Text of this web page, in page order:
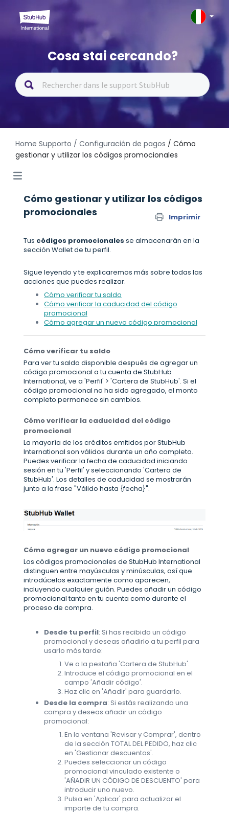
Cosa stai cercando?
Home Supporto / Configuración de pagos / Cómo
gestionar y utilizar los códigos promocionales
Cómo gestionar y utilizar los códigos
promocionales
Imprimir
Tus códigos promocionales se almacenarán en la
sección Wallet de tu perfil.
Sigue leyendo y te explicaremos más sobre todas las
acciones que puedes realizar.
Cómo verificar tu saldo
Cómo verificar la caducidad del código
promocional
Cómo agregar un nuevo código promocional
Cómo verificar tu saldo
Para ver tu saldo disponible después de agregar un
código promocional a tu cuenta de StubHub
International, ve a 'Perfil' > 'Cartera de StubHub'. Si el
código promocional no ha sido agregado, el monto
completo permanece sin cambios.
Cómo verificar la caducidad del código
promocional
La mayoría de los créditos emitidos por StubHub
International son válidos durante un año completo.
Puedes verificar la fecha de caducidad iniciando
sesión en tu 'Perfil' y seleccionando 'Cartera de
StubHub'. Los detalles de caducidad se mostrarán
junto a la frase "Válido hasta {fecha}".
Cómo agregar un nuevo código promocional
Los códigos promocionales de StubHub International
distinguen entre mayúsculas y minúsculas, así que
introdúcelos exactamente como aparecen,
incluyendo cualquier guión. Puedes añadir un código
promocional tanto en tu cuenta como durante el
proceso de compra.
Desde tu perfil: Si has recibido un código
promocional y deseas añadirlo a tu perfil para
usarlo más tarde:
Ve a la pestaña 'Cartera de StubHub'.
Introduce el código promocional en el
campo 'Añadir código'.
Haz clic en 'Añadir' para guardarlo.
Desde la compra: Si estás realizando una
compra y deseas añadir un código
promocional:
En la ventana 'Revisar y Comprar', dentro
de la sección TOTAL DEL PEDIDO, haz clic
en 'Gestionar descuentos'.
Puedes seleccionar un código
promocional vinculado existente o
'AÑADIR UN CÓDIGO DE DESCUENTO' para
introducir uno nuevo.
Pulsa en 'Aplicar' para actualizar el
importe de tu compra.